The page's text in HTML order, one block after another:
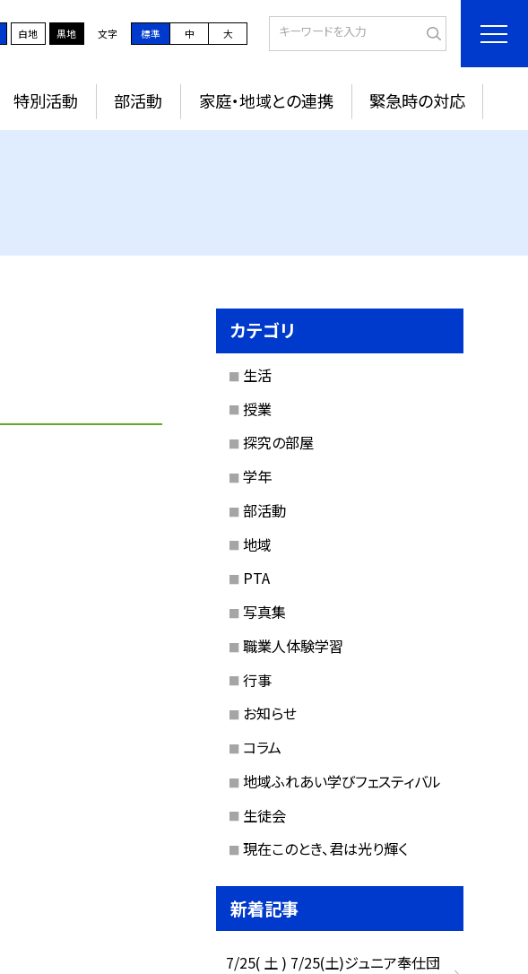
白地 黒地 文字 標準 中 大
特別活動 部活動 家庭・地域との連携 緊急時の対応
カテゴリ
生活
授業
探究の部屋
学年
部活動
地域
PTA
写真集
職業人体験学習
行事
お知らせ
コラム
地域ふれあい学びフェスティバル
生徒会
現在このとき、君は光り輝く
新着記事
7/25( 土 ) 7/25(土)ジュニア奉仕団